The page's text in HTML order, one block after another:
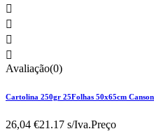




Avaliação(0)
Cartolina 250gr 25Folhas 50x65cm
26,04 €21.17 s/Iva.Preço